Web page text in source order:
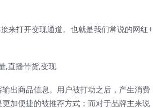
来打开变现通道。也就是我们常说的网红
出商品信息。用户被打动之后，产生消费
加便捷的被推荐方式；而对于品牌主来说